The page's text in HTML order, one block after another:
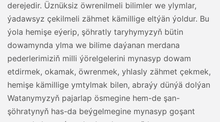
derejedir. Üznüksiz öwrenilmeli bilimler we ylymlar,
ýadawsyz çekilmeli zähmet kämillige eltýän ýoldur. Bu
ýola hemişe eýerip, şöhratly taryhymyzyň bütin
dowamynda ylma we bilime daýanan merdana
pederlerimiziň milli ýörelgelerini mynasyp dowam
etdirmek, okamak, öwrenmek, yhlasly zähmet çekmek,
hemişe kämillige ymtylmak bilen, abraýy dünýä dolýan
Watanymyzyň pajarlap ösmegine hem-de şan-
şöhratynyň has-da beýgelmegine mynasyp goşant